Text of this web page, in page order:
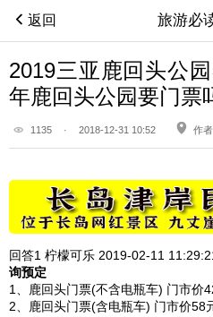
返回 旅游必
2019三亚鹿回头公
年鹿回头公园要门票
1135 · 2018-12-31 10:52 作者
回答1 柠檬可乐 2019-02-11
询预定
1、鹿回头门票(不含电瓶车) 门市价
2、鹿回头门票(含电瓶车) 门市价58